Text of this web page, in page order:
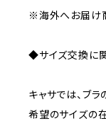
※海外へお届け
◆サイズ交換に
キャサでは、ブ
希望のサイズの